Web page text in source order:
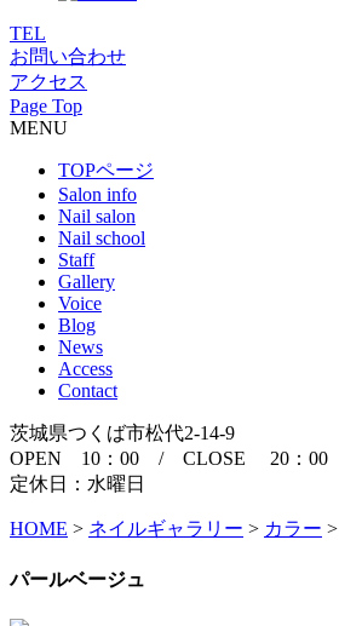
TEL
お問い合わせ
アクセス
Page Top
MENU
TOPページ
Salon info
Nail salon
Nail school
Staff
Gallery
Voice
Blog
News
Access
Contact
茨城県つくば市松代2-14-9
OPEN 10：00 / CLOSE 20：00
定休日：水曜日
HOME > ネイルギャラリー > カラー >
パールベージュ